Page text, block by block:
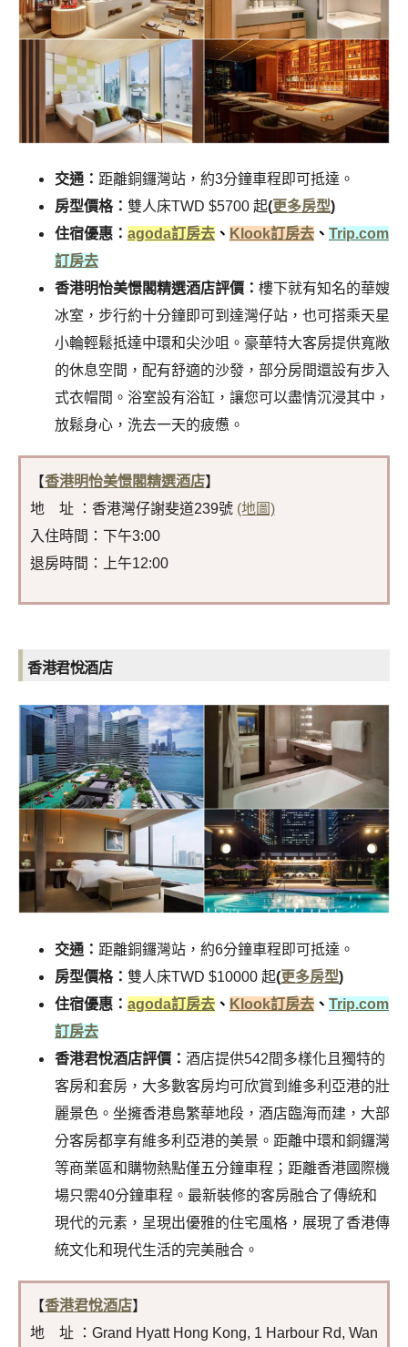
交通： 距離銅鑼灣站，約3分鐘車程即可抵達。
房型價格： 雙人床TWD $5700 起(更多房型)
住宿優惠： agoda訂房去 、 Klook訂房去 、 Trip.com
訂房去
香港明怡美憬閣精選酒店評價： 樓下就有知名的華嫂
冰室，步行約十分鐘即可到達灣仔站，也可搭乘天星
小輪輕鬆抵達中環和尖沙咀。豪華特大客房提供寬敞
的休息空間，配有舒適的沙發，部分房間還設有步入
式衣帽間。浴室設有浴缸，讓您可以盡情沉浸其中，
放鬆身心，洗去一天的疲憊。
【香港明怡美憬閣精選酒店】
地 址 ：香港灣仔謝斐道239號 (地圖)
入住時間：下午3:00
退房時間：上午12:00
香港君悅酒店
交通： 距離銅鑼灣站，約6分鐘車程即可抵達。
房型價格： 雙人床TWD $10000 起(更多房型)
住宿優惠： agoda訂房去 、 Klook訂房去 、 Trip.com
訂房去
香港君悅酒店評價： 酒店提供542間多樣化且獨特的
客房和套房，大多數客房均可欣賞到維多利亞港的壯
麗景色。坐擁香港島繁華地段，酒店臨海而建，大部
分客房都享有維多利亞港的美景。距離中環和銅鑼灣
等商業區和購物熱點僅五分鐘車程；距離香港國際機
場只需40分鐘車程。最新裝修的客房融合了傳統和
現代的元素，呈現出優雅的住宅風格，展現了香港傳
統文化和現代生活的完美融合。
【香港君悅酒店】
地 址 ：Grand Hyatt Hong Kong, 1 Harbour Rd, Wan